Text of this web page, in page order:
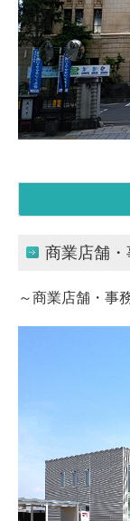
商業店舗
～商業店舗・事